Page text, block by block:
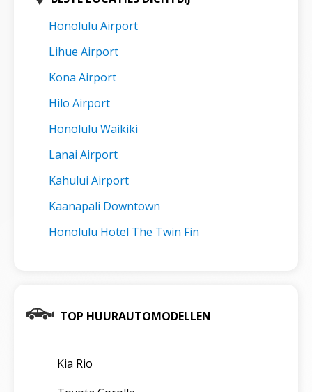
Honolulu Airport
Lihue Airport
Kona Airport
Hilo Airport
Honolulu Waikiki
Lanai Airport
Kahului Airport
Kaanapali Downtown
Honolulu Hotel The Twin Fin
TOP HUURAUTOMODELLEN
Kia Rio